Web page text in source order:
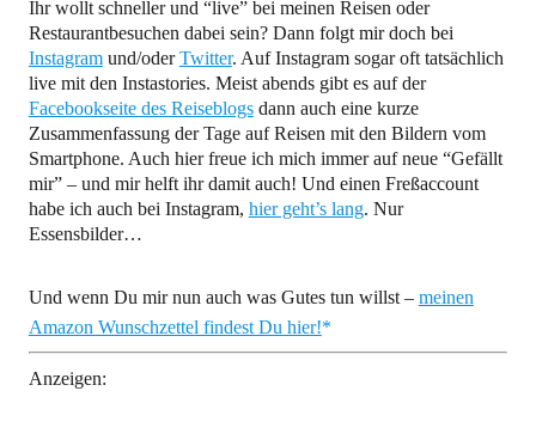
Ihr wollt schneller und “live” bei meinen Reisen oder
Restaurantbesuchen dabei sein? Dann folgt mir doch bei
Instagramund/oderTwitter. Auf Instagram sogar oft tatsächlich
live mit den Instastories. Meist abends gibt es auf der
Facebookseite des Reiseblogsdann auch eine kurze
Zusammenfassung der Tage auf Reisen mit den Bildern vom
Smartphone. Auch hier freue ich mich immer auf neue “Gefällt
mir” – und mir helft ihr damit auch! Und einen Freßaccount
habe ich auch bei Instagram, hier geht’s lang. Nur
Essensbilder…
Und wenn Du mir nun auch was Gutes tun willst – meinen
Amazon Wunschzettel findest Du hier!
Anzeigen: